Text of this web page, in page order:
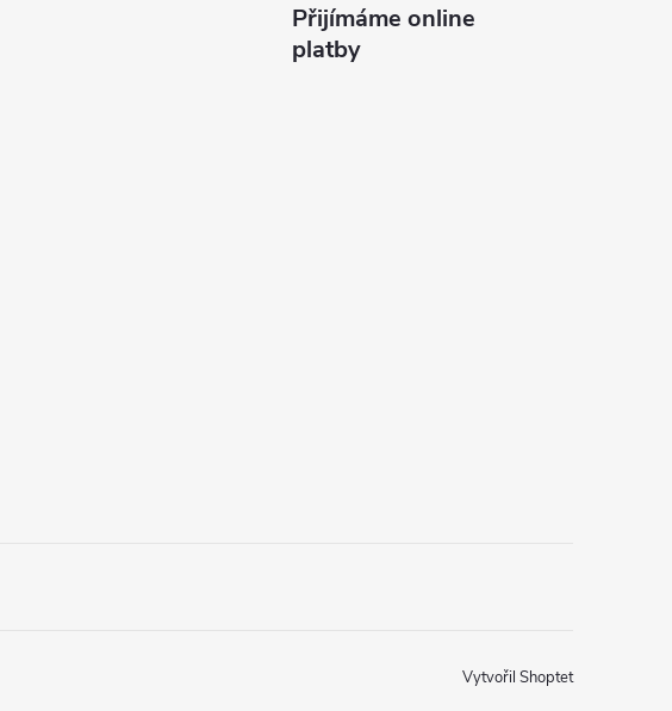
Přijímáme online
platby
Vytvořil Shoptet